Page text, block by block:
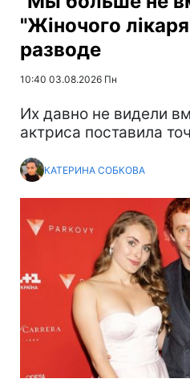
"Жіночого
разводе
10:40 03.08.2026 Пн
Их давно не видели
актриса поставила
КАТЕРИНА СОБКОВА